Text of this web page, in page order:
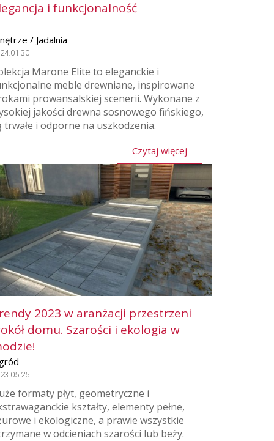
i funkcjonalność
/ Jadalnia
Marone Elite to eleganckie i
meble drewniane, inspirowane
prowansalskiej scenerii. Wykonane z
jakości drewna sosnowego fińskiego,
trwałe i odporne na uszkodzenia.
Czytaj więcej
2023 w aranżacji przestrzeni
domu. Szarości i ekologia w
formaty płyt, geometryczne i
kształty, elementy pełne,
i ekologiczne, a prawie wszystkie
w odcieniach szarości lub beży.